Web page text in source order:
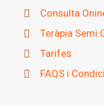
Consulta
Teràpia Semi
Tarifes
FAQS i